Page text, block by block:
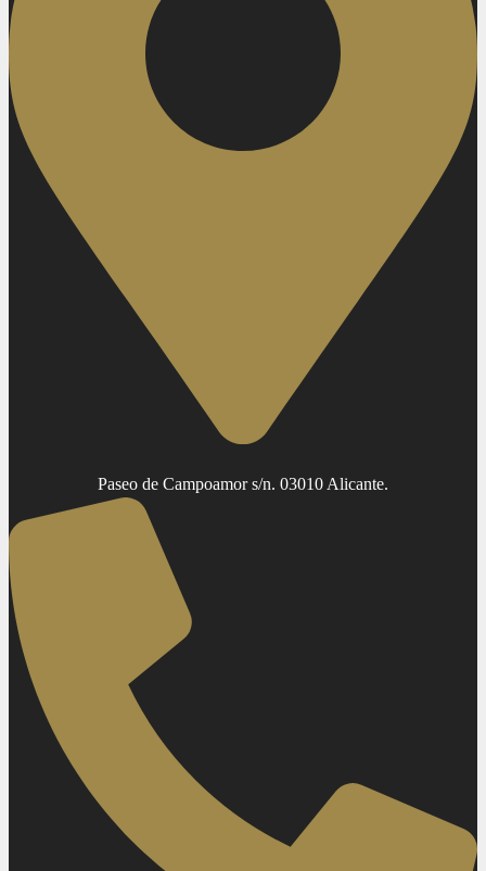
Paseo de Campoamor s/n. 03010 Alicante.